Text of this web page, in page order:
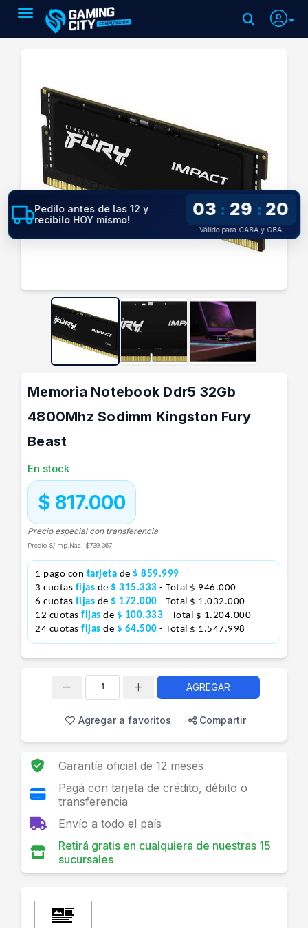
Toggle navigation
Memoria Notebook Ddr5 32Gb
4800Mhz Sodimm Kingston Fury
Beast
En stock
$ 817.000
Precio especial con transferencia
Precio S/Imp.Nac. $739.367
1 pago con tarjeta de $ 859.999
3 cuotas fijas de $ 315.333 - Total $ 946.000
6 cuotas fijas de $ 172.000 - Total $ 1.032.000
12 cuotas fijas de $ 100.333 - Total $ 1.204.000
24 cuotas fijas de $ 64.500 - Total $ 1.547.998
Pedilo antes de las 12 y
recibilo HOY mismo!
03 : 29 : 19
Válido para CABA y GBA
AGREGAR
Agregar a favoritos Compartir
Garantía oficial de 12 meses
Pagá con tarjeta de crédito, débito o
transferencia
Envío a todo el país
Retirá gratis en cualquiera de nuestras 15
sucursales